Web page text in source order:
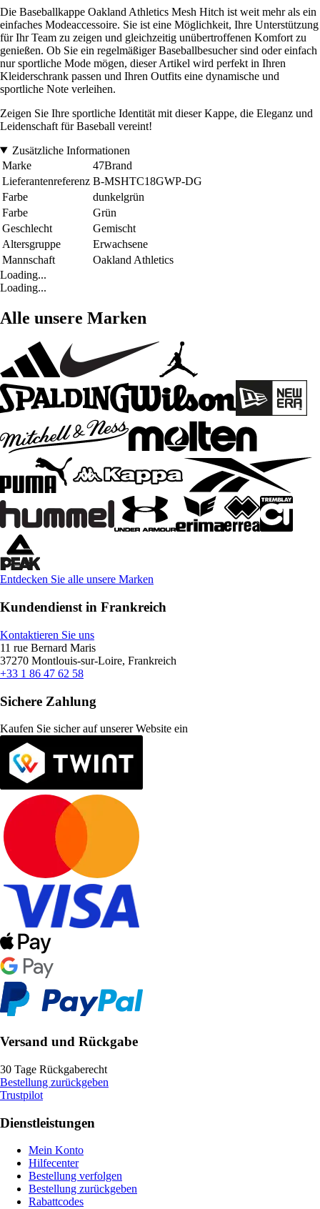
Die Baseballkappe Oakland Athletics Mesh Hitch ist weit mehr als ein
einfaches Modeaccessoire. Sie ist eine Möglichkeit, Ihre Unterstützung
für Ihr Team zu zeigen und gleichzeitig unübertroffenen Komfort zu
genießen. Ob Sie ein regelmäßiger Baseballbesucher sind oder einfach
nur sportliche Mode mögen, dieser Artikel wird perfekt in Ihren
Kleiderschrank passen und Ihren Outfits eine dynamische und
sportliche Note verleihen.
Zeigen Sie Ihre sportliche Identität mit dieser Kappe, die Eleganz und
Leidenschaft für Baseball vereint!
Zusätzliche Informationen
Marke
47Brand
Lieferantenreferenz B-MSHTC18GWP-DG
Farbe
dunkelgrün
Farbe
Grün
Geschlecht
Gemischt
Altersgruppe
Erwachsene
Mannschaft
Oakland Athletics
Loading...
Loading...
Alle unsere Marken
Entdecken Sie alle unsere Marken
Kundendienst in Frankreich
Kontaktieren Sie uns
11 rue Bernard Maris
37270 Montlouis-sur-Loire, Frankreich
+33 1 86 47 62 58
Sichere Zahlung
Kaufen Sie sicher auf unserer Website ein
Versand und Rückgabe
30 Tage Rückgaberecht
Bestellung zurückgeben
Trustpilot
Dienstleistungen
Mein Konto
Hilfecenter
Bestellung verfolgen
Bestellung zurückgeben
Rabattcodes